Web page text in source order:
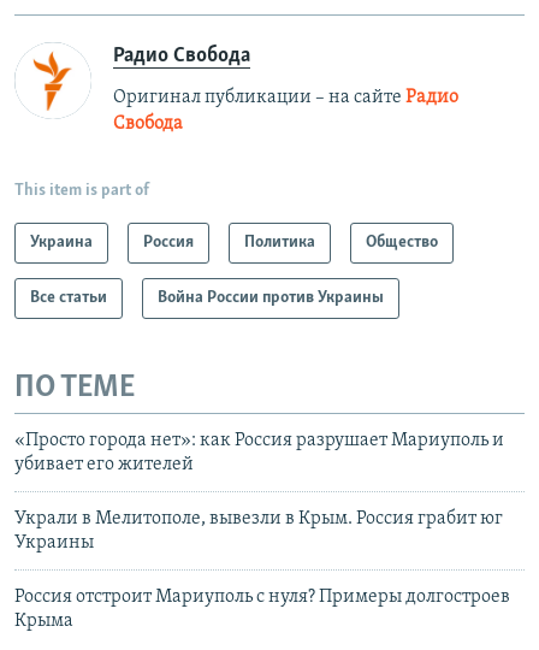
Радио Свобода
Оригинал публикации – на сайте Радио
Свобода
This item is part of
Украина Россия Политика Общество
Все статьи Война России против Украины
ПО ТЕМЕ
«Просто города нет»: как Россия разрушает Мариуполь и
убивает его жителей
Украли в Мелитополе, вывезли в Крым. Россия грабит юг
Украины
Россия отстроит Мариуполь с нуля? Примеры долгостроев
Крыма